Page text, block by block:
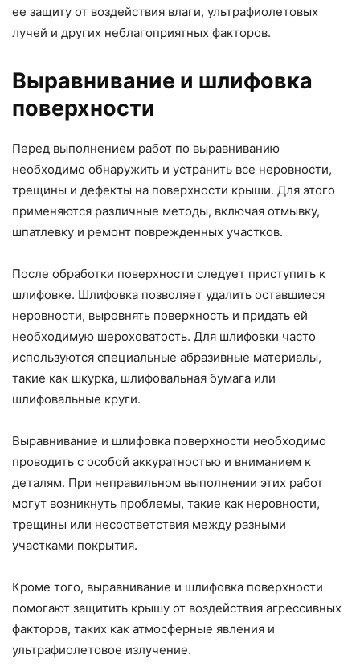
ее защиту от воздействия влаги, ультрафиолетовых
лучей и других неблагоприятных факторов.
Выравнивание и шлифовка
поверхности
Перед выполнением работ по выравниванию
необходимо обнаружить и устранить все неровности,
трещины и дефекты на поверхности крыши. Для этого
применяются различные методы, включая отмывку,
шпатлевку и ремонт поврежденных участков.
После обработки поверхности следует приступить к
шлифовке. Шлифовка позволяет удалить оставшиеся
неровности, выровнять поверхность и придать ей
необходимую шероховатость. Для шлифовки часто
используются специальные абразивные материалы,
такие как шкурка, шлифовальная бумага или
шлифовальные круги.
Выравнивание и шлифовка поверхности необходимо
проводить с особой аккуратностью и вниманием к
деталям. При неправильном выполнении этих работ
могут возникнуть проблемы, такие как неровности,
трещины или несоответствия между разными
участками покрытия.
Кроме того, выравнивание и шлифовка поверхности
помогают защитить крышу от воздействия агрессивных
факторов, таких как атмосферные явления и
ультрафиолетовое излучение.